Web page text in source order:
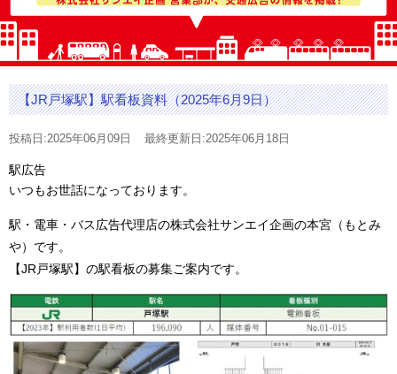
【JR戸塚駅】駅看板資料（2025年6月9日）
投稿日:2025年06月09日 最終更新日:2025年06月18日
駅広告
いつもお世話になっております。
駅・電車・バス広告代理店の株式会社サンエイ企画の本宮（もとみ
や）です。
【JR戸塚駅】の駅看板の募集ご案内です。